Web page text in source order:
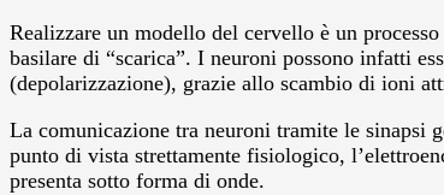
Realizzare un modello del cervello è un
basilare di “scarica”. I neuroni possono infatti
(depolarizzazione), grazie allo scambio di ioni
La comunicazione tra neuroni tramite le sinapsi
punto di vista strettamente fisiologico,
presenta sotto forma di onde.